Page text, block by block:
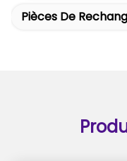
Pièces De